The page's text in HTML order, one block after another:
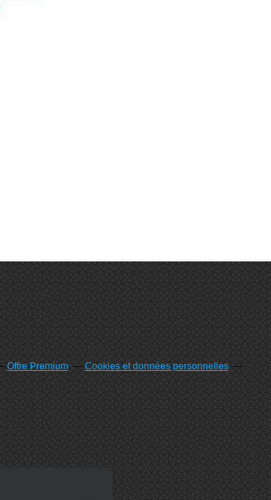
Offre Premium
Cookies et données personnelles